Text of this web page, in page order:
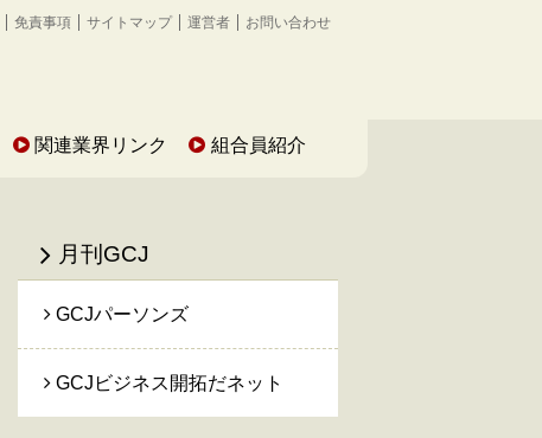
免責事項 サイトマップ 運営者 お問い合わせ
関連業界リンク 組合員紹介
月刊GCJ
GCJパーソンズ
GCJビジネス開拓だネット